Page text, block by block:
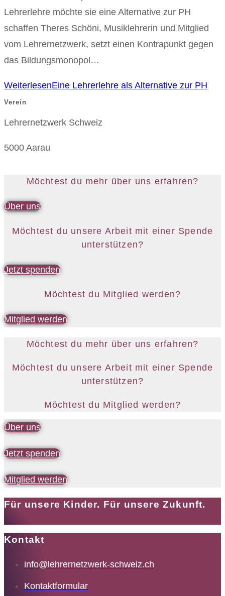
Lehrerlehre möchte sie eine Alternative zur PH
schaffen Theres Schöni, Musiklehrerin und Mitglied
vom Lehrernetzwerk, setzt einen Kontrapunkt gegen
das Bildungsmonopol…
WeiterlesenEine Lehrerlehre als Alternative zur PH
Verein
Lehrernetzwerk Schweiz
5000 Aarau
Möchtest du mehr über uns erfahren?
Über uns
Möchtest du unsere Arbeit mit einer Spende
unterstützen?
Jetzt spenden
Möchtest du Mitglied werden?
Mitglied werden
Möchtest du mehr über uns erfahren?
Möchtest du unsere Arbeit mit einer Spende
unterstützen?
Möchtest du Mitglied werden?
Über uns
Jetzt spenden
Mitglied werden
Für unsere Kinder. Für unsere Zukunft.
Kontakt
info@lehrernetzwerk-schweiz.ch
Kontaktformular